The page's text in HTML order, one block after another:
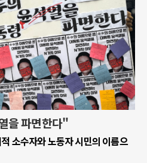
을 파면한다"
소수자와 노동자 시민의 이름으